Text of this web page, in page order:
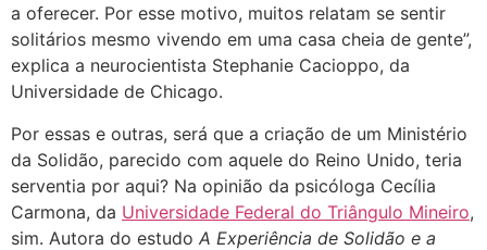
a oferecer. Por esse motivo, muitos relatam se sentir
solitários mesmo vivendo em uma casa cheia de gente”,
explica a neurocientista Stephanie Cacioppo, da
Universidade de Chicago.
Por essas e outras, será que a criação de um Ministério
da Solidão, parecido com aquele do Reino Unido, teria
serventia por aqui? Na opinião da psicóloga Cecília
Carmona, da Universidade Federal do Triângulo Mineiro,
sim. Autora do estudo A Experiência de Solidão e a